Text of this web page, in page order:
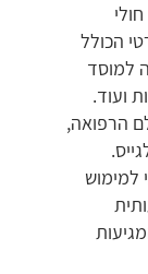
הכולל
למוסד
ועוד.
הרפואה,
למימוש